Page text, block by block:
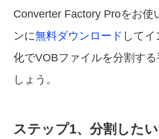
Converter Factory Proをお使
ンに無料ダウンロード して
化でVOBファイルを分割す
しょう。
ステップ1、分割した